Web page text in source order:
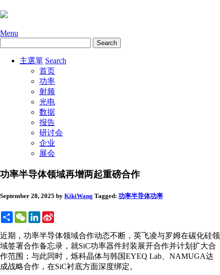
Menu
主選單 Search
首页
功率
射频
光电
数据
报告
研讨会
企业
展会
功率半导体领域再增两起重磅合作
September 28, 2025 by KikiWang Tagged: 功率半导体功率
ShareWeChatLinkedIn
近期，功率半导体领域合作动态不断，英飞凌与罗姆在碳化硅领
域签署合作备忘录，就SiC功率器件封装展开合作并计划扩大合
作范围；与此同时，烁科晶体与韩国EYEQ Lab、NAMUGA达
成战略合作，在SiC衬底方面深度绑定。